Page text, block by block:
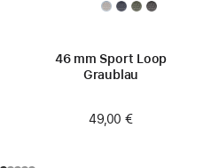
46 mm Sport Loop
Graublau
49,00 €